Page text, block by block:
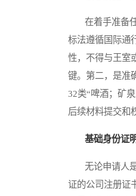
在着手准备任
标法遵循国际通
性，不得与王室
键。第二，是准
32类“啤酒；矿
后续材料提交和
基础身份证
无论申请人是
证的公司注册证